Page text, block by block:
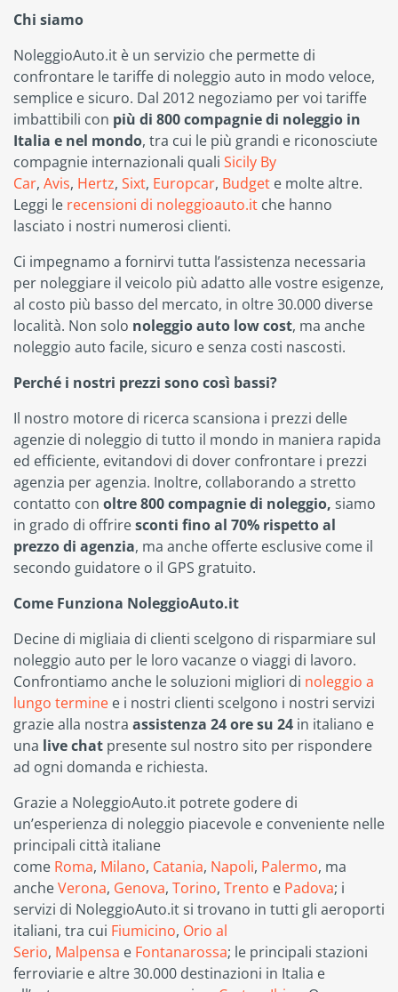
Chi siamo
NoleggioAuto.it è un servizio che permette di
confrontare le tariffe di noleggio auto in modo veloce,
semplice e sicuro. Dal 2012 negoziamo per voi tariffe
imbattibili con più di 800 compagnie di noleggio in
Italia e nel mondo, tra cui le più grandi e riconosciute
compagnie internazionali quali Sicily By
Car, Avis, Hertz, Sixt, Europcar, Budget e molte altre.
Leggi le recensioni di noleggioauto.it che hanno
lasciato i nostri numerosi clienti.
Ci impegnamo a fornirvi tutta l’assistenza necessaria
per noleggiare il veicolo più adatto alle vostre esigenze,
al costo più basso del mercato, in oltre 30.000 diverse
località. Non solo noleggio auto low cost, ma anche
noleggio auto facile, sicuro e senza costi nascosti.
Perché i nostri prezzi sono così bassi?
Il nostro motore di ricerca scansiona i prezzi delle
agenzie di noleggio di tutto il mondo in maniera rapida
ed efficiente, evitandovi di dover confrontare i prezzi
agenzia per agenzia. Inoltre, collaborando a stretto
contatto con oltre 800 compagnie di noleggio, siamo
in grado di offriresconti fino al 70% rispetto al
prezzo di agenzia, ma anche offerte esclusive come il
secondo guidatore o il GPS gratuito.
Come Funziona NoleggioAuto.it
Decine di migliaia di clienti scelgono di risparmiare sul
noleggio auto per le loro vacanze o viaggi di lavoro.
Confrontiamo anche le soluzioni migliori di noleggio a
lungo termine e i nostri clienti scelgono i nostri servizi
grazie alla nostra assistenza 24 ore su 24 in italiano e
una live chat presente sul nostro sito per rispondere
ad ogni domanda e richiesta.
Grazie a NoleggioAuto.it potrete godere di
un’esperienza di noleggio piacevole e conveniente nelle
principali città italiane
come Roma, Milano, Catania, Napoli, Palermo, ma
ancheVerona, Genova, Torino, Trento e Padova; i
servizi di NoleggioAuto.it si trovano in tutti gli aeroporti
italiani, tra cui Fiumicino, Orio al
Serio, Malpensa e Fontanarossa; le principali stazioni
ferroviarie e altre 30.000 destinazioni in Italia e